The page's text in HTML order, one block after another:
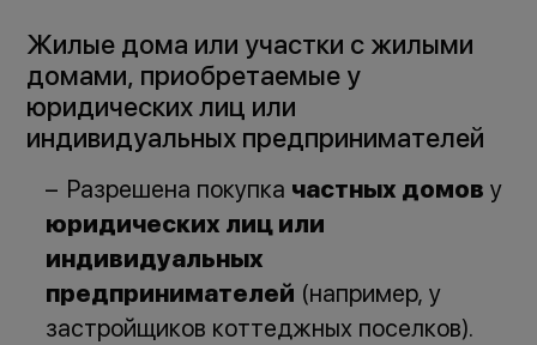
Жилые дома или участки с жилыми
домами, приобретаемые у
юридических лиц или
индивидуальных предпринимателей
Разрешена покупка частных домов у
юридических лиц или
индивидуальных
предпринимателей (например, у
застройщиков коттеджных поселков).